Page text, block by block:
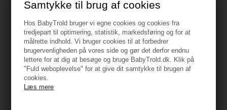
Samtykke til brug af cookies
Hos BabyTrold bruger vi egne cookies og cookies fra
tredjepart til optimering, statistik, markedsføring og for at
målrette indhold. Vi bruger cookies til at forbedrer
brugervenligheden på vores side og gør det derfor endnu
lettere for at dig at besøge og bruge BabyTrold.dk. Klik på
"Fuld weboplevelse" for at give dit samtykke til brugen af
cookies.
Læs mere
øje.
Du har mulighed for at tilkøbe et luksus
klapvognssæde med lang liggelængde på 94 cm. til
TRILLE Dream Light. På den måde slipper du for at
have et ekstra stel stående, og du kan erhverve dig en
luksus klapvogn til en yderst fornuftig pris.
Klapvognssædet leveres med vatteret fodpose og sele.